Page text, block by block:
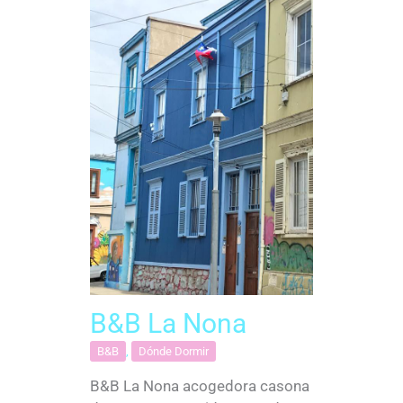
B&B La Nona
B&B Dónde Dormir
B&B La Nona acogedora casona